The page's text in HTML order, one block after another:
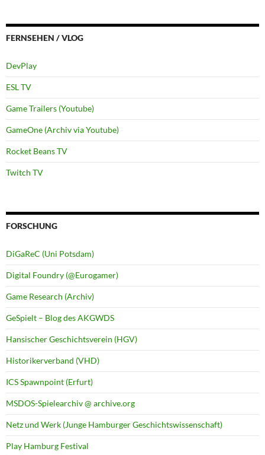
FERNSEHEN / VLOG
DevPlay
ESL TV
Game Trailers (Youtube)
GameOne (Archiv via Youtube)
Rocket Beans TV
Twitch TV
FORSCHUNG
DiGaReC (Uni Potsdam)
Digital Foundry (@Eurogamer)
Game Research (Archiv)
GeSpielt – Blog des AKGWDS
Hansischer Geschichtsverein (HGV)
Historikerverband (VHD)
ICS Spawnpoint (Erfurt)
MSDOS-Spielearchiv @ archive.org
Netz und Werk (Junge Hamburger Geschichtswissenschaft)
Play Hamburg Festival